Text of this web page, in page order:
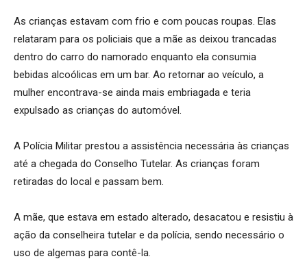
As crianças estavam com frio e com poucas roupas. Elas
relataram para os policiais que a mãe as deixou trancadas
dentro do carro do namorado enquanto ela consumia
bebidas alcoólicas em um bar. Ao retornar ao veículo, a
mulher encontrava-se ainda mais embriagada e teria
expulsado as crianças do automóvel.
A Polícia Militar prestou a assistência necessária às crianças
até a chegada do Conselho Tutelar. As crianças foram
retiradas do local e passam bem.
A mãe, que estava em estado alterado, desacatou e resistiu à
ação da conselheira tutelar e da polícia, sendo necessário o
uso de algemas para contê-la.